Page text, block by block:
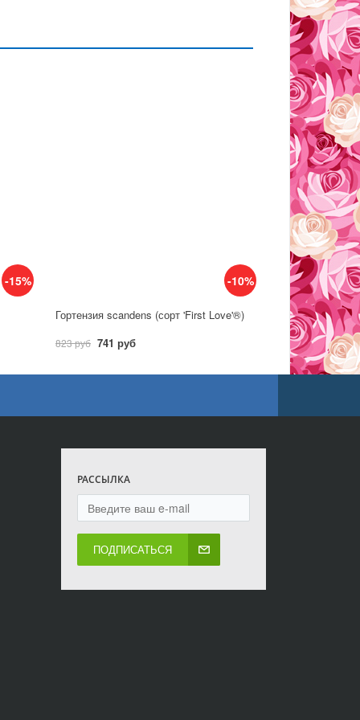
-15% -10%
Гортензия scandens (сорт 'First Love'®)
823 руб 741 руб
РАССЫЛКА
ПОДПИСАТЬСЯ